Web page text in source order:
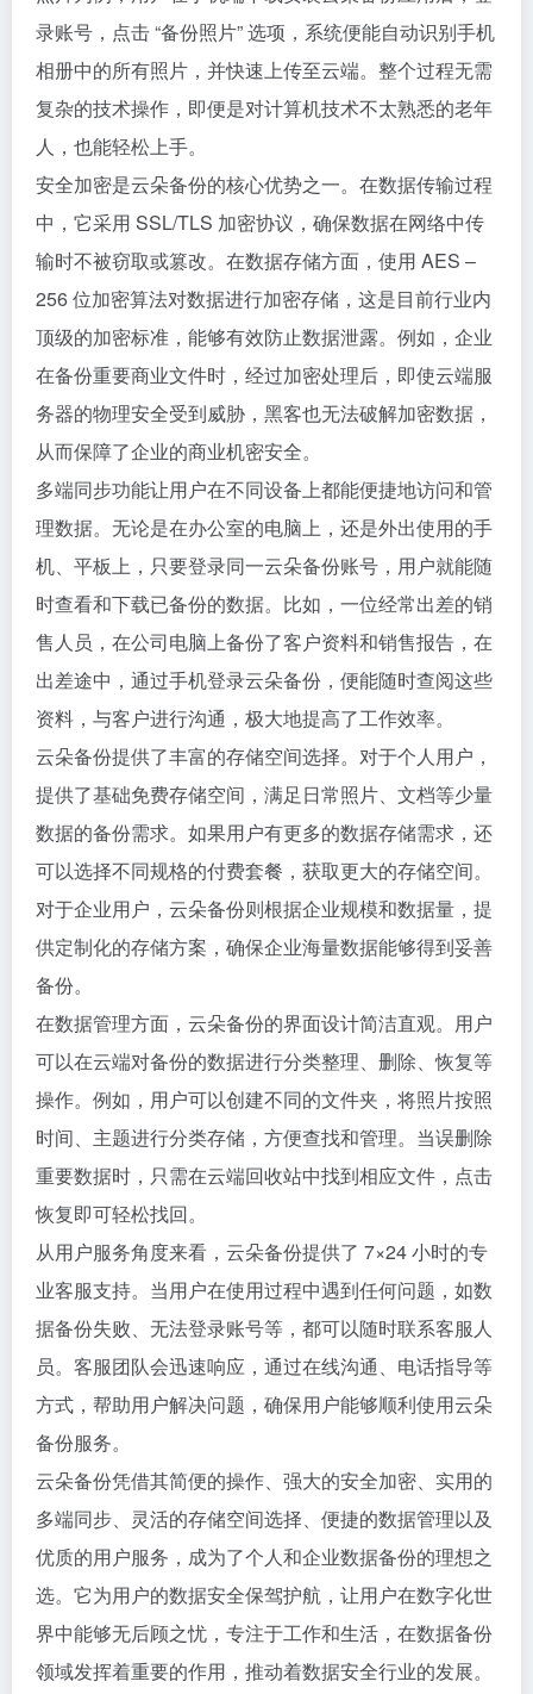
录账号，点击 “备份照片” 选项，系统便能自动识别手机
相册中的所有照片，并快速上传至云端。整个过程无需
复杂的技术操作，即便是对计算机技术不太熟悉的老年
人，也能轻松上手。
安全加密是云朵备份的核心优势之一。在数据传输过程
中，它采用 SSL/TLS 加密协议，确保数据在网络中传
输时不被窃取或篡改。在数据存储方面，使用 AES –
256 位加密算法对数据进行加密存储，这是目前行业内
顶级的加密标准，能够有效防止数据泄露。例如，企业
在备份重要商业文件时，经过加密处理后，即使云端服
务器的物理安全受到威胁，黑客也无法破解加密数据，
从而保障了企业的商业机密安全。
多端同步功能让用户在不同设备上都能便捷地访问和管
理数据。无论是在办公室的电脑上，还是外出使用的手
机、平板上，只要登录同一云朵备份账号，用户就能随
时查看和下载已备份的数据。比如，一位经常出差的销
售人员，在公司电脑上备份了客户资料和销售报告，在
出差途中，通过手机登录云朵备份，便能随时查阅这些
资料，与客户进行沟通，极大地提高了工作效率。
云朵备份提供了丰富的存储空间选择。对于个人用户，
提供了基础免费存储空间，满足日常照片、文档等少量
数据的备份需求。如果用户有更多的数据存储需求，还
可以选择不同规格的付费套餐，获取更大的存储空间。
对于企业用户，云朵备份则根据企业规模和数据量，提
供定制化的存储方案，确保企业海量数据能够得到妥善
备份。
在数据管理方面，云朵备份的界面设计简洁直观。用户
可以在云端对备份的数据进行分类整理、删除、恢复等
操作。例如，用户可以创建不同的文件夹，将照片按照
时间、主题进行分类存储，方便查找和管理。当误删除
重要数据时，只需在云端回收站中找到相应文件，点击
恢复即可轻松找回。
从用户服务角度来看，云朵备份提供了 7×24 小时的专
业客服支持。当用户在使用过程中遇到任何问题，如数
据备份失败、无法登录账号等，都可以随时联系客服人
员。客服团队会迅速响应，通过在线沟通、电话指导等
方式，帮助用户解决问题，确保用户能够顺利使用云朵
备份服务。
云朵备份凭借其简便的操作、强大的安全加密、实用的
多端同步、灵活的存储空间选择、便捷的数据管理以及
优质的用户服务，成为了个人和企业数据备份的理想之
选。它为用户的数据安全保驾护航，让用户在数字化世
界中能够无后顾之忧，专注于工作和生活，在数据备份
领域发挥着重要的作用，推动着数据安全行业的发展。